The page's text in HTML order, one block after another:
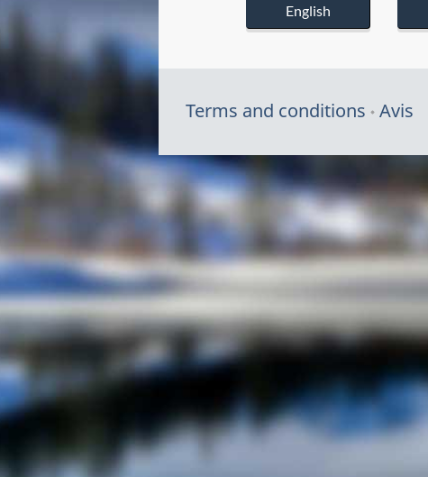
English
Terms and conditions Avis